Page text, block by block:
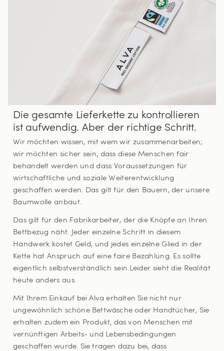
Die gesamte Lieferkette zu kontrollieren
ist aufwendig. Aber der richtige Schritt.
Wir möchten wissen, mit wem wir zusammenarbeiten;
wir möchten sicher sein, dass diese Menschen fair
behandelt werden und dass Voraussetzungen für
wirtschaftliche und soziale Weiterentwicklung
geschaffen werden. Das gilt für den Bauern, der unsere
Baumwolle anbaut.
Das gilt für den Fabrikarbeiter, der die Knöpfe an Ihren
Bettbezug näht. Jeder einzelne Schritt in diesem
Handwerk kostet Geld, und jedes einzelne Glied in der
Kette hat Anspruch auf eine faire Bezahlung. Es sollte
eigentlich selbstverständlich sein.Leider sieht die Realität
heute anders aus.
Mit Ihrem Einkauf bei Alva erhalten Sie nicht nur
ungewöhnlich schöne Bettwäsche oder Handtücher, Sie
erhalten zudem ein Produkt, das von Menschen mit
vernünftigen Arbeits- und Lebensbedingungen
geschaffen wurde. Sie tragen dazu bei, dass